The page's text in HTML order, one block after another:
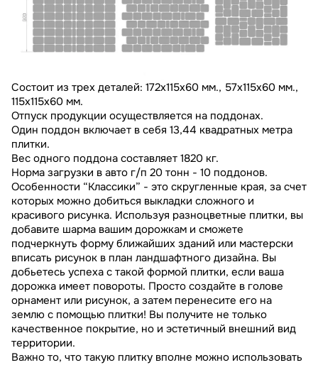
Состоит из трех деталей: 172х115х60 мм., 57х115х60 мм.,
115х115х60 мм.
Отпуск продукции осуществляется на поддонах.
Один поддон включает в себя 13,44 квадратных метра
плитки.
Вес одного поддона составляет 1820 кг.
Норма загрузки в авто г/п 20 тонн - 10 поддонов.
Особенности “Классики” - это скругленные края, за счет
которых можно добиться выкладки сложного и
красивого рисунка. Используя разноцветные плитки, вы
добавите шарма вашим дорожкам и сможете
подчеркнуть форму ближайших зданий или мастерски
вписать рисунок в план ландшафтного дизайна. Вы
добьетесь успеха с такой формой плитки, если ваша
дорожка имеет повороты. Просто создайте в голове
орнамент или рисунок, а затем перенесите его на
землю с помощью плитки! Вы получите не только
качественное покрытие, но и эстетичный внешний вид
территории.
Важно то, что такую плитку вполне можно использовать